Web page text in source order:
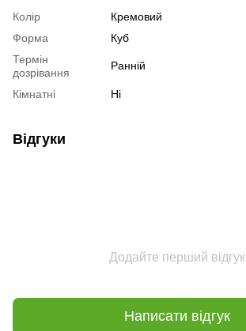
Колір
Кремовий
Форма
Куб
Термін
дозрівання
Ранній
Кімнатні Ні
Відгуки
Додайте перший відгук
Написати відгук